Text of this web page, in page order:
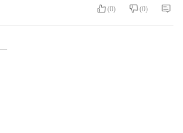
(0) (0)